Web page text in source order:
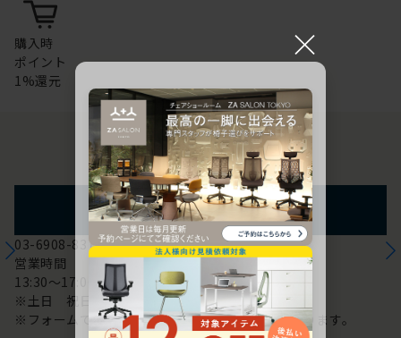
購入時
ポイント
1%還元
お問い合わせ
フォームからのお問い合わせ
03-6908-8370
営業時間
13:30～17:00
※土日 祝日は休み
※フォームでのお問い合わせは24時間対応しております。
×